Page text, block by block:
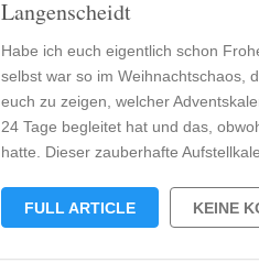
Langenscheidt
Habe ich euch eigentlich schon
selbst war so im Weihnachtschaos,
euch zu zeigen, welcher
24 Tage begleitet hat und das,
hatte. Dieser zauberhafte
FULL ARTICLE KEINE